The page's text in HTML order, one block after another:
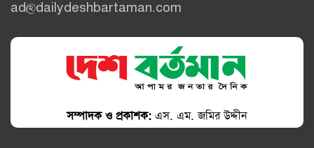
ad@dailydeshbartaman.com
সম্পাদক ও প্রকাশক: এস. এম. জমির উদ্দীন